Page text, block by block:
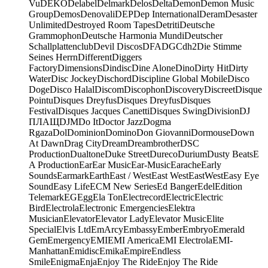
VuDEKODelabelDelmarkDelosDeltaDemonDemon Music
GroupDemosDenovaliDEPDep InternationalDeramDesaster
UnlimitedDestroyed Room TapesDetritiDeutsche
GrammophonDeutsche Harmonia MundiDeutscher
SchallplattenclubDevil DiscosDFADGCdh2Die Stimme
Seines HerrnDifferentDiggers
FactoryDimensionsDindiscDine AloneDinoDirty HitDirty
WaterDisc JockeyDischordDiscipline Global MobileDisco
DogeDisco HalalDiscomDiscophonDiscoveryDiscreetDisque
PointuDisques DreyfusDisques DreyfusDisques
FestivalDisques Jacques CanettiDisques SwingDivisionDJ
ПЛАЩDJMDo ItDoctor JazzDogma
RgazaDolDominionDominoDon GiovanniDormouseDown
At DawnDrag CityDreamDreambrotherDSC
ProductionDualtoneDuke StreetDurecoDuriumDusty BeatsE
A ProductionEarEar MusicEar-MusicEaracheEarly
SoundsEarmarkEarthEast / WestEast WestEastWestEasy Eye
SoundEasy LifeECM New SeriesEd BangerEdelEdition
TelemarkEGEggEla TonElectrecordElectricElectric
BirdElectrolaElectronic EmergenciesElektra
MusicianElevatorElevator LadyElevator MusicElite
SpecialElvis LtdEmArcyEmbassyEmberEmbryoEmerald
GemEmergencyEMIEMI AmericaEMI ElectrolaEMI-
ManhattanEmidiscEmikaEmpireEndless
SmileEnigmaEnjaEnjoy The RideEnjoy The Ride